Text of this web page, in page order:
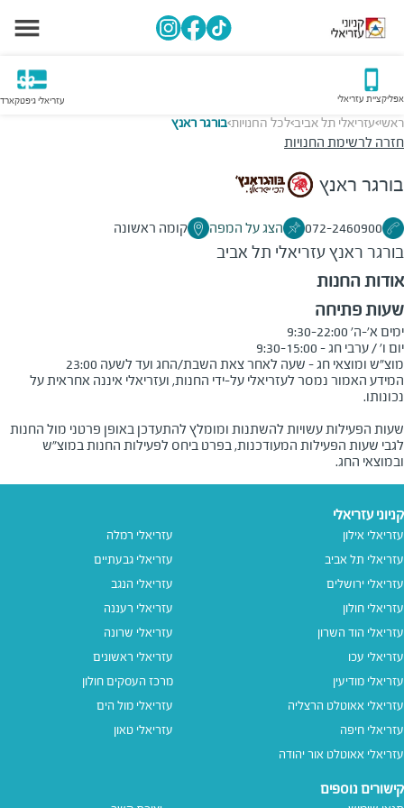
אפליקציית עזריאלי עזריאלי גיפטקארד
ראשי>עזריאלי תל אביב>לכל החנויות>בורגר ראנץ
חזרה לרשימת החנויות
בורגר ראנץ
072-2460900 הצג על המפה קומה ראשונה
בורגר ראנץעזריאלי תל אביב
אודות החנות
שעות פתיחה
מוצ"ש ומוצאי חג - שעה לאחר צאת השבת/החג ועד לשעה 23:00
המידע האמור נמסר לעזריאלי על-ידי החנות, ועזריאלי איננה אחראית על
שעות הפעילות עשויות להשתנות ומומלץ להתעדכן באופן פרטני מול החנות
לגבי שעות הפעילות המעודכנות, בפרט ביחס לפעילות החנות במוצ"ש
ובמוצאי החג.
קניוני עזריאלי
עזריאלי אילון
עזריאלי תל אביב
עזריאלי ירושלים
עזריאלי חולון
עזריאלי הוד השרון
עזריאלי עכו
עזריאלי מודיעין
עזריאלי אאוטלט הרצליה
עזריאלי חיפה
עזריאלי אאוטלט אור יהודה
עזריאלי רמלה
עזריאלי גבעתיים
עזריאלי הנגב
עזריאלי רעננה
עזריאלי שרונה
עזריאלי ראשונים
מרכז העסקים חולון
עזריאלי מול הים
עזריאלי טאון
קישורים נוספים